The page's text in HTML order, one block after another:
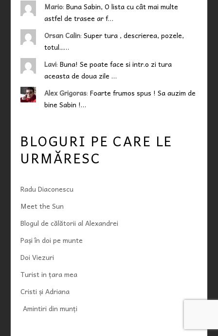
Mario: Buna Sabin, O lista cu cât mai multe
astfel de trasee ar f…
Orsan Calin: Super tura , descrierea, pozele,
totul...…
Lavi: Buna! Se poate face si intr.o zi tura
aceasta de doua zile …
Alex Grigoras: Foarte frumos spus ! Sa auzim de
bine Sabin !…
BLOGURI PE CARE LE
URMĂRESC
Radu Diaconescu
Meet the Sun
Blogul de călătorii al Alexandrei
Pași în doi pe munte
Doi Viezuri
Turist in țara mea
Cristi și Adriana
Amintiri din munți